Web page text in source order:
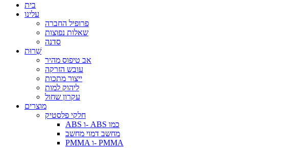
בית
עלינו
פרופיל החברה
שאלות נפוצות
סדנה
שֵׁרוּת
אב טיפוס מהיר
עובש הזרקה
ייצור מתכות
ליהוק למות
עקרון שחול
מוצרים
חלקי פלסטיק
ABS ו- ABS כמו
מחשב דמוי מחשב
PMMA ו- PMMA